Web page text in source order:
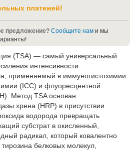
платежей!
предложение? Сообщите нам и мы
(TSA) — самый универсальный
интенсивности
применяемый в иммуногистохимии
(ICC) и флуоресцентной
Метод TSA основан
хрена (HRP) в присутствии
водорода превращать
субстрат в окисленный,
радикал, который ковалентно
белковых молекул,